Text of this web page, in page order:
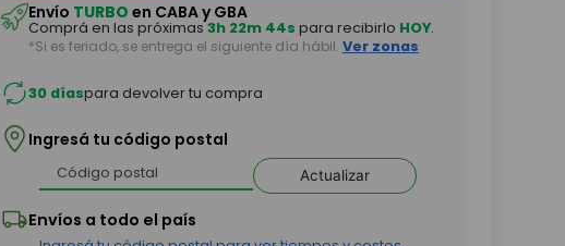
Envío TURBO en CABA y GBA
Comprá en las próximas3h 22m 42spara recibirlo HOY.
*Si es feriado, se entrega el siguiente día hábil. Ver zonas
30 díaspara devolver tu compra
Ingresá tu código postal
Actualizar